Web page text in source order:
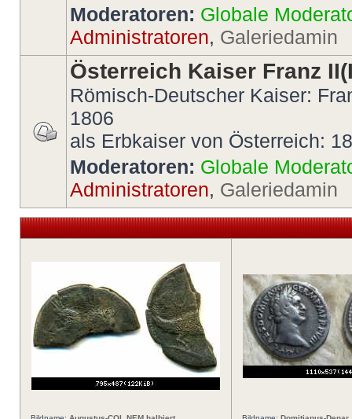
Moderatoren: Globale
Administratoren, Galeriedamin
Österreich Kaiser Franz
Römisch-Deutscher Kaiser:
1806
als Erbkaiser von Österreich:
Moderatoren: Globale
Administratoren, Galeriedamin